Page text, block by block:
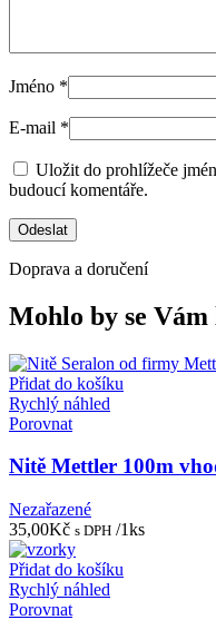
Jméno *
E-mail *
Uložit do prohlížeče
budoucí komentáře.
Doprava a doručení
Mohlo by se
Přidat do košíku
Rychlý náhled
Porovnat
Nitě Mettler 100m
Nezařazené
35,00Kč s DPH /1ks
Přidat do košíku
Rychlý náhled
Porovnat